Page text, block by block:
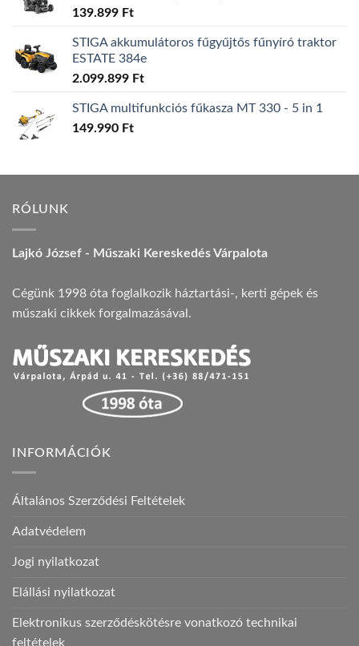
139.899 Ft
STIGA akkumulátoros fűgyűjtős fűnyíró traktor
ESTATE 384e
2.099.899 Ft
STIGA multifunkciós fűkasza MT 330 - 5 in 1
149.990 Ft
RÓLUNK
Lajkó József - Műszaki Kereskedés Várpalota
Cégünk 1998 óta foglalkozik háztartási-, kerti gépek és
műszaki cikkek forgalmazásával.
INFORMÁCIÓK
Általános Szerződési Feltételek
Adatvédelem
Jogi nyilatkozat
Elállási nyilatkozat
Elektronikus szerződéskötésre vonatkozó technikai
feltételek